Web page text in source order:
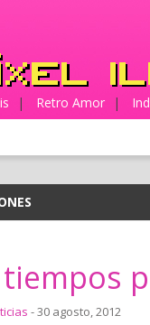
| Retro Amor |
- 30 agosto, 2012